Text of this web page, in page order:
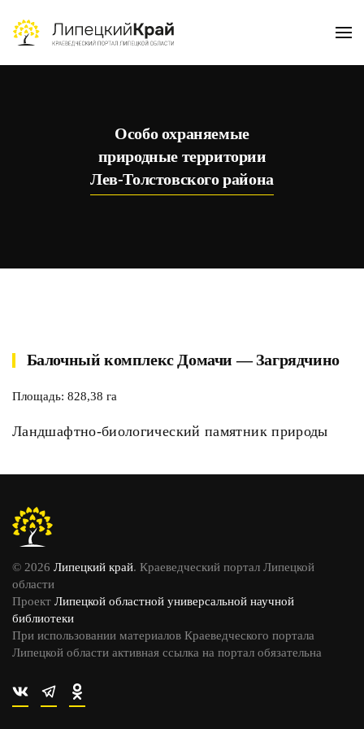
Skip to main content
Особо охраняемые
природные территории
Лев-Толстовского района
Балочный комплекс Домачи — Загрядчино
Площадь: 828,38 га
Ландшафтно-биологический памятник природы
© 2026 Липецкий край. Краеведческий портал Липецкой
области
Проект Липецкой областной универсальной научной
библиотеки
При использовании материалов Краеведческого портала
Липецкой области активная ссылка на портал обязательна